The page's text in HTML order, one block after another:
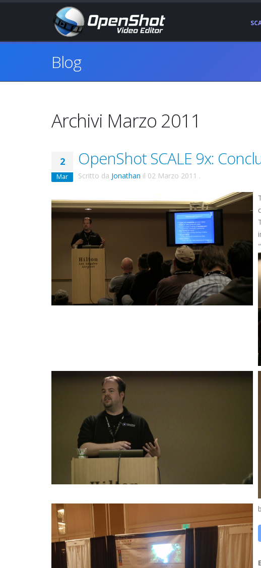
Blog
Archivi Marzo 2011
2
Mar
OpenShot SCALE 9x:
Scritto da Jonathan il 02 Marzo 2011 .
"